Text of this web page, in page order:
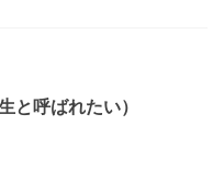
と呼ばれたい）